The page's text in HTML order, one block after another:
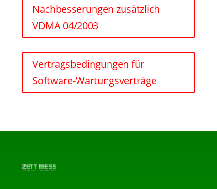
Nachbesserungen zusätzlich
VDMA 04/2003
Vertragsbedingungen für
Software-Wartungsverträge